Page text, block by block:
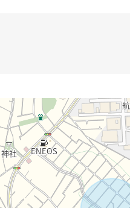
什么有那样的烦恼的欢迎来电
值""居住无勉强而，虽然剩
：到0120-556-404如有意向，请